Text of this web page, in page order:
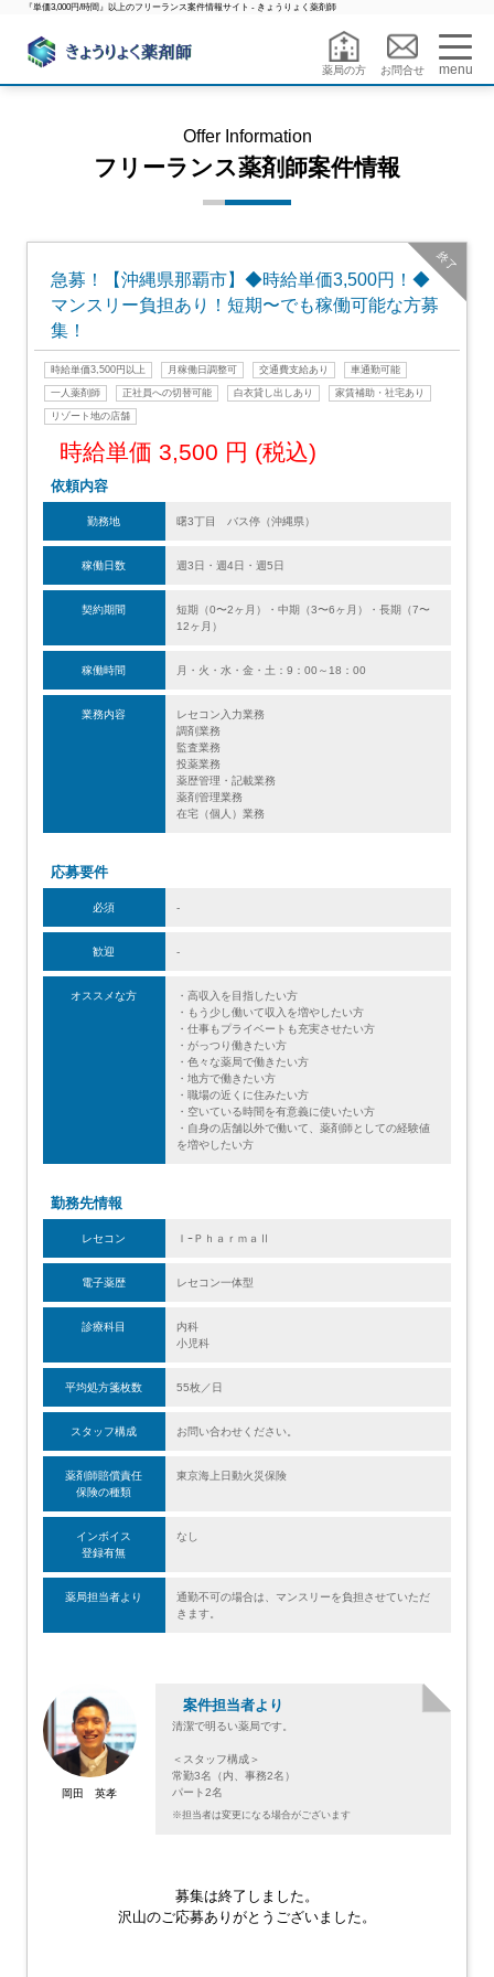
『単価3,000円/時間』以上のフリーランス案件情報サイト - きょうりょく薬剤師
薬局の方 お問合せ menu
Offer Information
フリーランス薬剤師案件情報
終了
急募！【沖縄県那覇市】◆時給単価3,500円！◆
マンスリー負担あり！短期〜でも稼働可能な方募
集！
時給単価3,500円以上 月稼働日調整可 交通費支給あり 車通勤可能
一人薬剤師 正社員への切替可能 白衣貸し出しあり 家賃補助・社宅あり
リゾート地の店舗
時給単価 3,500 円 (税込)
依頼内容
勤務地 曙3丁目 バス停（沖縄県）
稼働日数 週3日・週4日・週5日
契約期間
短期（0〜2ヶ月）・中期（3〜6ヶ月）・長期（7〜
12ヶ月）
稼働時間 月・火・水・金・土：9：00～18：00
業務内容
レセコン入力業務
調剤業務
監査業務
投薬業務
薬歴管理・記載業務
薬剤管理業務
在宅（個人）業務
応募要件
必須 -
歓迎 -
オススメな方
・高収入を目指したい方
・もう少し働いて収入を増やしたい方
・仕事もプライベートも充実させたい方
・がっつり働きたい方
・色々な薬局で働きたい方
・地方で働きたい方
・職場の近くに住みたい方
・空いている時間を有意義に使いたい方
・自身の店舗以外で働いて、薬剤師としての経験値
を増やしたい方
勤務先情報
レセコン ＩｰＰｈａｒｍａⅡ
電子薬歴 レセコン一体型
診療科目
内科
小児科
平均処方箋枚数 55枚／日
スタッフ構成 お問い合わせください。
薬剤師賠償責任
保険の種類
東京海上日動火災保険
インボイス
登録有無
なし
薬局担当者より
通勤不可の場合は、マンスリーを負担させていただ
きます。
岡田 英孝
案件担当者より
清潔で明るい薬局です。
＜スタッフ構成＞
常勤3名（内、事務2名）
パート2名
※担当者は変更になる場合がございます
募集は終了しました。
沢山のご応募ありがとうございました。